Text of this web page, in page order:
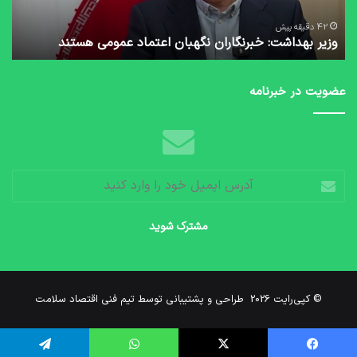
42 دقیقه پیش
وزیر بهداشت: خبرنگاران نگهبان اعتماد عمومی هستند
عضویت در خبرنامه
آدرس
ایمیل
© کپی‌رایت 2026 طراحی و پشتیبانی توسط تیم فنی اقتصاد سلامت